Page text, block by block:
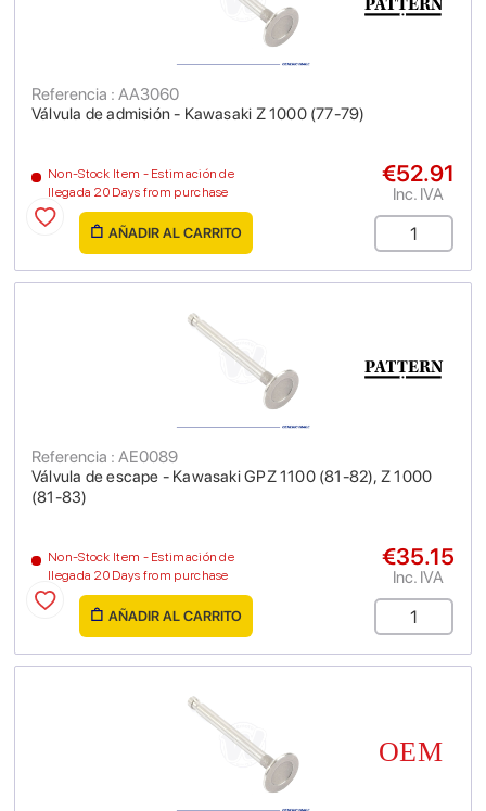
Válvula de admisión - Kawasaki Z 1000 (77-79)
Referencia : AA3060
Non-Stock Item - Estimación de
llegada 20 Days from purchase
€52.91
Inc. IVA
AÑADIR AL CARRITO
Válvula de escape - Kawasaki GPZ 1100 (81-82), Z 1000
(81-83)
Referencia : AE0089
Non-Stock Item - Estimación de
llegada 20 Days from purchase
€35.15
Inc. IVA
AÑADIR AL CARRITO